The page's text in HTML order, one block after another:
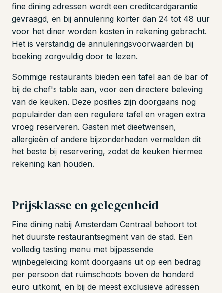
fine dining adressen wordt een creditcardgarantie
gevraagd, en bij annulering korter dan 24 tot 48 uur
voor het diner worden kosten in rekening gebracht.
Het is verstandig de annuleringsvoorwaarden bij
boeking zorgvuldig door te lezen.
Sommige restaurants bieden een tafel aan de bar of
bij de chef's table aan, voor een directere beleving
van de keuken. Deze posities zijn doorgaans nog
populairder dan een reguliere tafel en vragen extra
vroeg reserveren. Gasten met dieetwensen,
allergieën of andere bijzonderheden vermelden dit
het beste bij reservering, zodat de keuken hiermee
rekening kan houden.
Prijsklasse en gelegenheid
Fine dining nabij Amsterdam Centraal behoort tot
het duurste restaurantsegment van de stad. Een
volledig tasting menu met bijpassende
wijnbegeleiding komt doorgaans uit op een bedrag
per persoon dat ruimschoots boven de honderd
euro uitkomt, en bij de meest exclusieve adressen